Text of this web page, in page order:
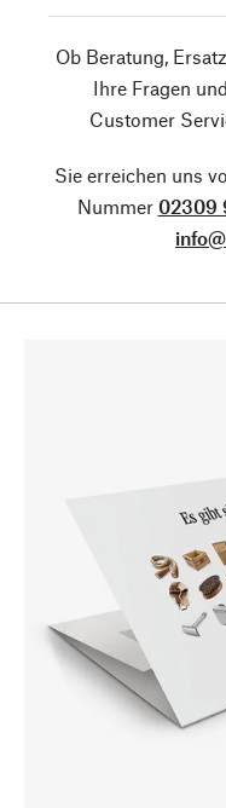
Ob Beratung,
Ihre Fragen
Customer
Sie erreichen uns
Nummer 02309